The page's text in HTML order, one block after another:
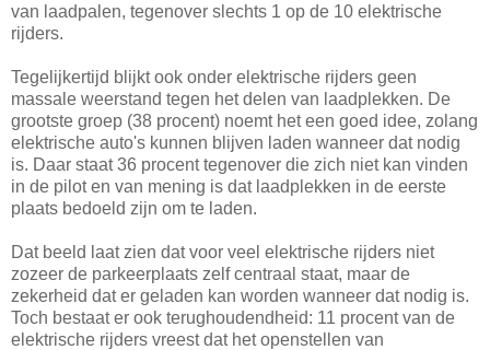
van laadpalen, tegenover slechts 1 op de 10 elektrische
rijders.
Tegelijkertijd blijkt ook onder elektrische rijders geen
massale weerstand tegen het delen van laadplekken. De
grootste groep (38 procent) noemt het een goed idee, zolang
elektrische auto's kunnen blijven laden wanneer dat nodig
is. Daar staat 36 procent tegenover die zich niet kan vinden
in de pilot en van mening is dat laadplekken in de eerste
plaats bedoeld zijn om te laden.
Dat beeld laat zien dat voor veel elektrische rijders niet
zozeer de parkeerplaats zelf centraal staat, maar de
zekerheid dat er geladen kan worden wanneer dat nodig is.
Toch bestaat er ook terughoudendheid: 11 procent van de
elektrische rijders vreest dat het openstellen van